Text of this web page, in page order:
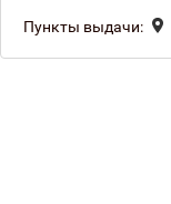
Пункты выдачи: